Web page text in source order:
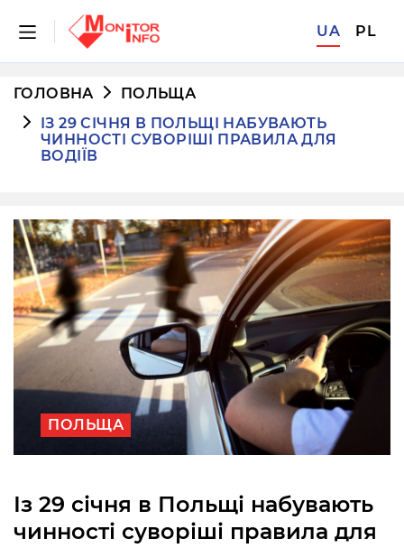
UA PL
ГОЛОВНА
ПОЛЬЩА
ІЗ 29 СІЧНЯ В ПОЛЬЩІ НАБУВАЮТЬ
ЧИННОСТІ СУВОРІШІ ПРАВИЛА ДЛЯ
ВОДІЇВ
ПОЛЬЩА
Із 29 січня в Польщі набувають
чинності суворіші правила для